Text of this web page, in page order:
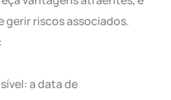
riscos associados.
a data de